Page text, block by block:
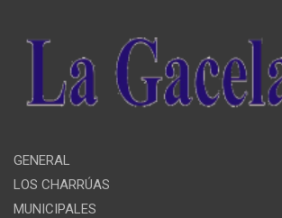
GENERAL
LOS CHARRÚAS
MUNICIPALES